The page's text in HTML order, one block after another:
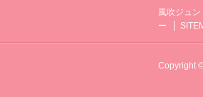
風吹ジュン
ー
Copyright